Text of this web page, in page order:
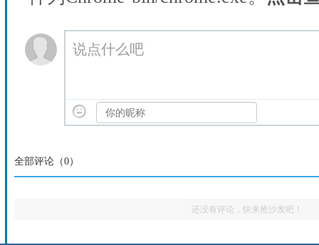
说点什么吧
全部评论（0）
还没有评论，快来抢沙发吧！